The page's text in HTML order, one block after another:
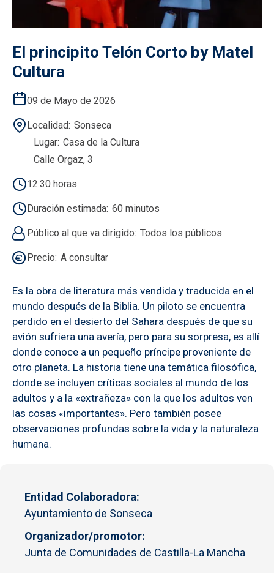
El principito Telón Corto by Matel
Cultura
09 de Mayo de 2026
Localidad Sonseca
Lugar Casa de la Cultura
Calle Orgaz, 3
12:30 horas
Duración estimada 60 minutos
Público al que va dirigido Todos los públicos
Precio A consultar
Es la obra de literatura más vendida y traducida en el
mundo después de la Biblia. Un piloto se encuentra
perdido en el desierto del Sahara después de que su
avión sufriera una avería, pero para su sorpresa, es allí
donde conoce a un pequeño príncipe proveniente de
otro planeta. La historia tiene una temática filosófica,
donde se incluyen críticas sociales al mundo de los
adultos y a la «extrañeza» con la que los adultos ven
las cosas «importantes». Pero también posee
observaciones profundas sobre la vida y la naturaleza
humana.
Entidad Colaboradora
Ayuntamiento de Sonseca
Organizador/promotor
Junta de Comunidades de Castilla-La Mancha